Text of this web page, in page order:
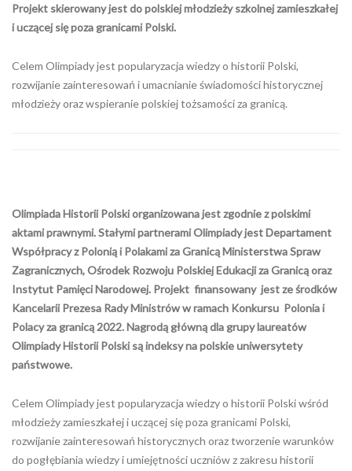
Projekt skierowany jest do polskiej młodzieży szkolnej zamieszkałej
i uczącej się poza granicami Polski.
Celem Olimpiady jest popularyzacja wiedzy o historii Polski,
rozwijanie zainteresowań i umacnianie świadomości historycznej
młodzieży oraz wspieranie polskiej tożsamości za granicą.
Olimpiada Historii Polski organizowana jest zgodnie z polskimi
aktami prawnymi. Stałymi partnerami Olimpiady jest Departament
Współpracy z Polonią i Polakami za Granicą Ministerstwa Spraw
Zagranicznych, Ośrodek Rozwoju Polskiej Edukacji za Granicą oraz
Instytut Pamięci Narodowej. Projekt finansowany jest ze środków
Kancelarii Prezesa Rady Ministrów w ramach Konkursu Polonia i
Polacy za granicą 2022. Nagrodą główną dla grupy laureatów
Olimpiady Historii Polski są indeksy na polskie uniwersytety
państwowe.
Celem Olimpiady jest popularyzacja wiedzy o historii Polski wśród
młodzieży zamieszkałej i uczącej się poza granicami Polski,
rozwijanie zainteresowań historycznych oraz tworzenie warunków
do pogłębiania wiedzy i umiejętności uczniów z zakresu historii